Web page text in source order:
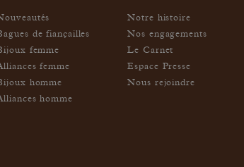
de fiançailles
femme
femme
homme
homme
Notre histoire
Nos engagements
Le Carnet
Espace Presse
Nous rejoindre